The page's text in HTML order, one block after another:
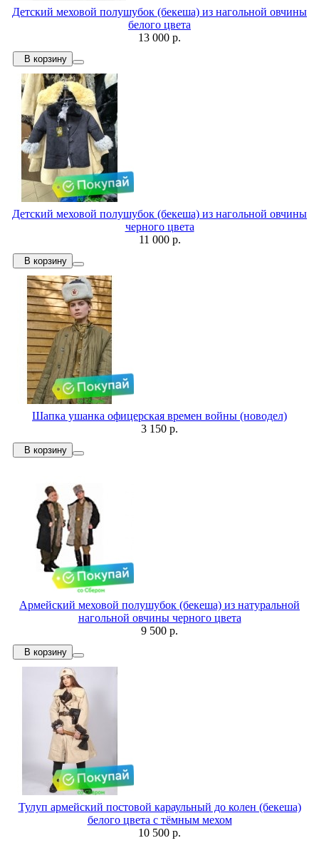
Детский меховой полушубок (бекеша) из нагольной овчины
белого цвета
13 000 р.
В корзину
Детский меховой полушубок (бекеша) из нагольной овчины
черного цвета
11 000 р.
В корзину
Шапка ушанка офицерская времен войны (новодел)
3 150 р.
В корзину
Армейский меховой полушубок (бекеша) из натуральной
нагольной овчины черного цвета
9 500 р.
В корзину
Тулуп армейский постовой караульный до колен (бекеша)
белого цвета с тёмным мехом
10 500 р.